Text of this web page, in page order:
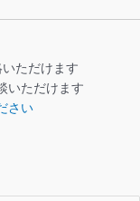
ただけます
いただけます
さい